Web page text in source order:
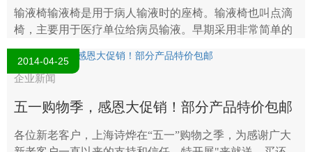
输液椅输液椅是用于病人输液时的座椅。输液椅也叫点滴
椅，主要用于医疗单位给病员输液。早期采用非常简单的
座椅或是沙发，质量，安全，易用性都很差。输液椅的基
本组成：输液吊杆，座板，皮垫，..
2014-04-25
企业新闻
五一购物季，感恩大促销！部分产品特价包邮
各位新老客户，上海诗烨在“五一”购物之季，为感谢广大